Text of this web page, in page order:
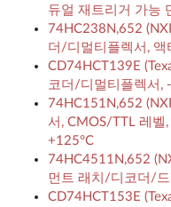
듀얼 재트리거 가능
74HC238N,652
더/디멀티플렉서, 액
CD74HCT139E
코더/디멀티플렉서,
74HC151N,652
서, CMOS/TTL 레벨
+125°C
74HC4511N,652
먼트 래치/디코더/드
CD74HCT153E